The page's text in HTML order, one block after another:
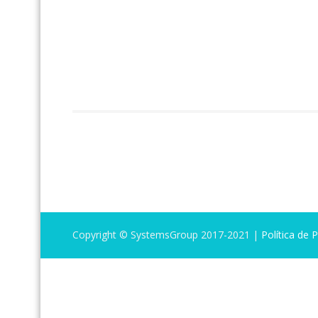
Copyright © SystemsGroup 2017-2021 | Política de